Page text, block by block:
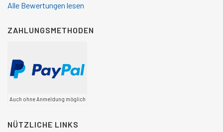
Alle Bewertungen lesen
ZAHLUNGSMETHODEN
Auch ohne Anmeldung möglich
NÜTZLICHE LINKS